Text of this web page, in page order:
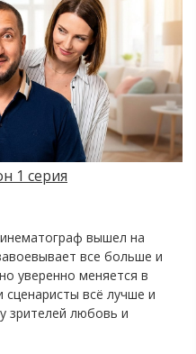
вышел на
все больше и
уверенно меняется в
всё лучше и
зрителей любовь и
1 серия